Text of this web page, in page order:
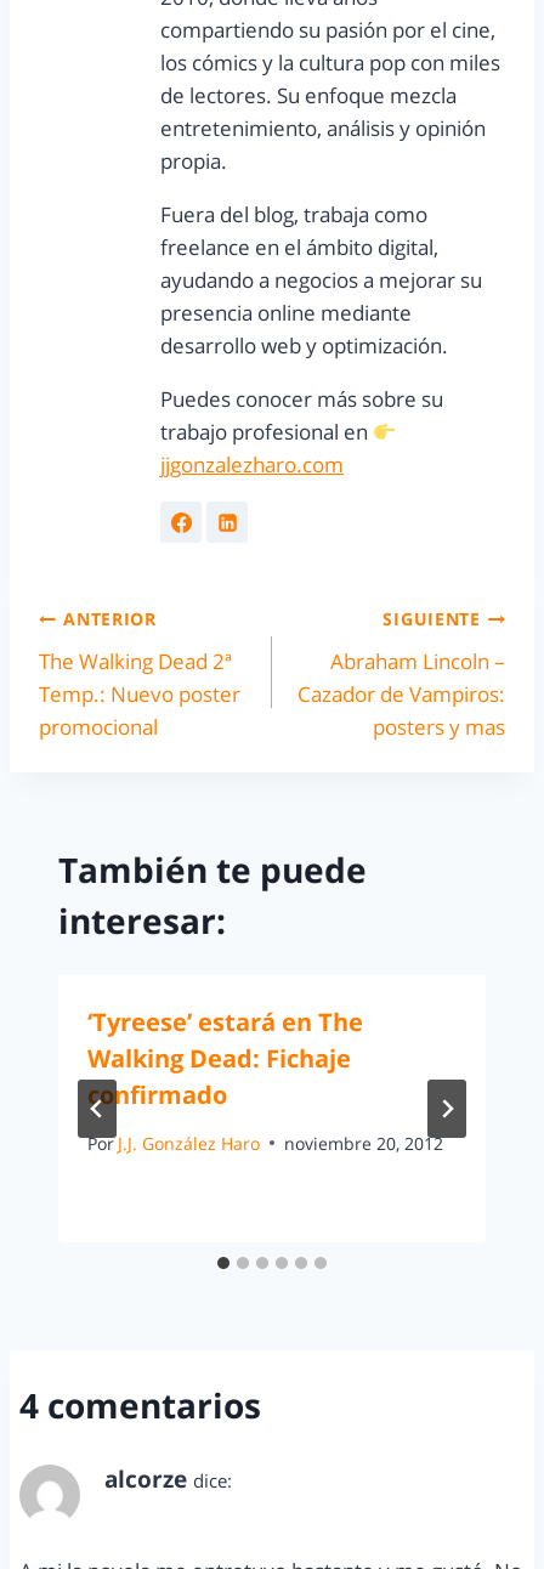
compartiendo su pasión por el cine,
los cómics y la cultura pop con miles
de lectores. Su enfoque mezcla
entretenimiento, análisis y opinión
propia.
Fuera del blog, trabaja como
freelance en el ámbito digital,
ayudando a negocios a mejorar su
presencia online mediante
desarrollo web y optimización.
Puedes conocer más sobre su
trabajo profesional en
jjgonzalezharo.com
ANTERIOR
The Walking Dead 2ª
Temp.: Nuevo poster
promocional
SIGUIENTE
Abraham Lincoln –
Cazador de Vampiros:
posters y mas
También te puede
interesar:
‘Tyreese’ estará en The
Walking Dead: Fichaje
confirmado
Por J.J. González Haro noviembre 20, 2012
4 comentarios
alcorze dice: